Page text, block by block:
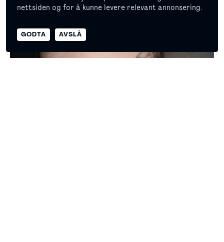
nettsiden og for å kunne levere relevant annonsering.
GODTA AVSLÅ
© 2026 Copyright Masterpiece Oslo
EgenerklæringPersonvern